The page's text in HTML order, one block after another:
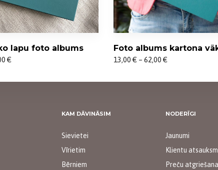
lapu foto albums
€
Foto albums kartona
13,00 € – 62,00 €
Price
KAM DĀVINĀSIM
Sievietei
Vīrietim
Bērniem
NODERĪGI
Jaunumi
Klientu
Preču atgriešana